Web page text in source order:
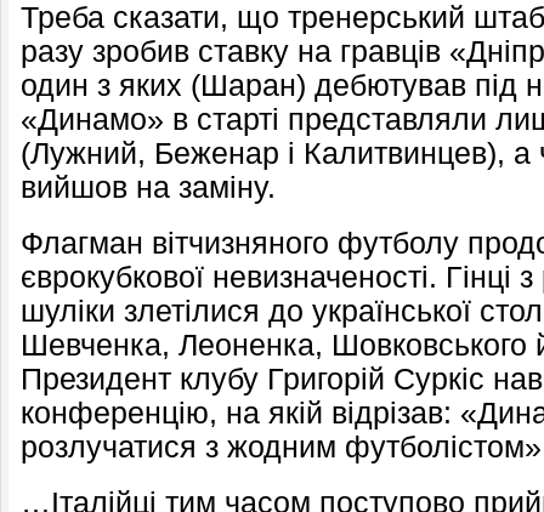
Треба сказати, що тренерський штаб
разу зробив ставку на гравців
один з яких (Шаран) дебютував під
«Динамо» в старті представляли
(Лужний, Беженар і Калитвинцев), а
вийшов на заміну.
Флагман вітчизняного футболу
єврокубкової невизначеності. Гінці
шуліки злетілися до української
Шевченка, Леоненка, Шовковського
Президент клубу Григорій Суркіс
конференцію, на якій відрізав:
розлучатися з жодним
…Італійці тим часом поступово